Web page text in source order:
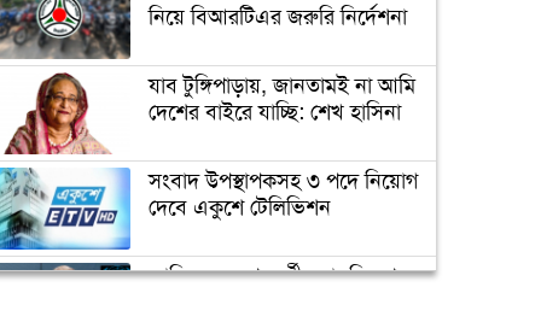
ভাঙচুর, কানাডা প্রবাসী আটক
মেহেদীর রং না মিটতেই কলিকে
বিধবা করলো সন্ত্রাসীরা
ডিসির বাসভবনে পুলিশ
নিয়ে বিআরটিএর জরুরি নির্দেশনা
যাব টুঙ্গিপাড়ায়, জানতামই না আমি
দেশের বাইরে যাচ্ছি: শেখ হাসিনা
সংবাদ উপস্থাপকসহ ৩ পদে নিয়োগ
দেবে একুশে টেলিভিশন
জাতিসংঘের পরবর্তী মহাসচিব পদে